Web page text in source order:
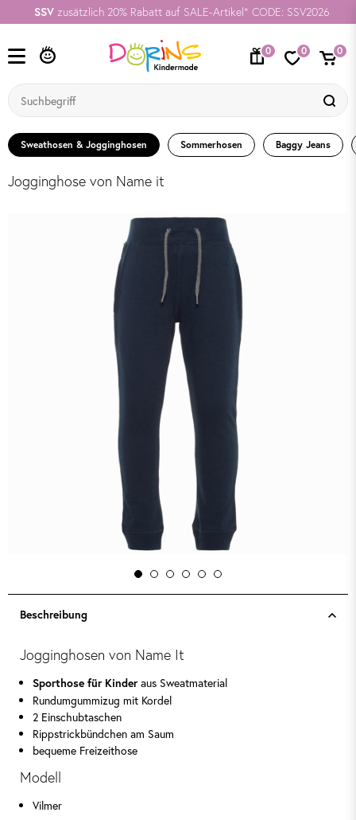
SSV zusätzlich 20% Rabatt auf SALE-Artikel* CODE: SSV2026
0 0 0
Sweathosen & Jogginghosen Sommerhosen Baggy Jeans
Jogginghose von Name it
Beschreibung
Jogginghosen von Name It
Sporthose für Kinderaus Sweatmaterial
Rundumgummizug mit Kordel
2 Einschubtaschen
Rippstrickbündchen am Saum
bequeme Freizeithose
Modell
Vilmer